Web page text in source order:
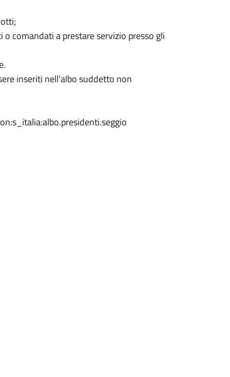
comandati a prestare servizio presso gli
inseriti nell’albo suddetto non